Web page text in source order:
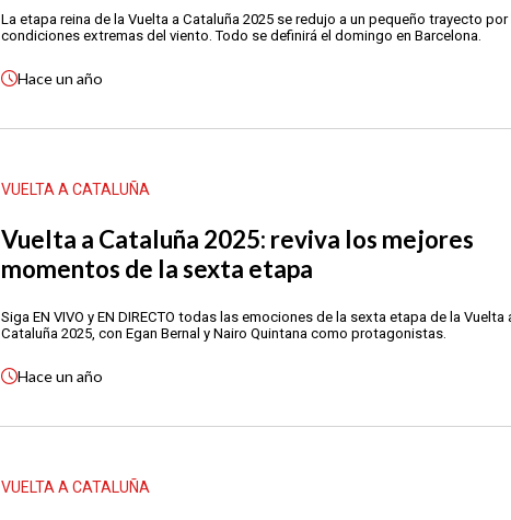
La etapa reina de la Vuelta a Cataluña 2025 se redujo a un pequeño trayecto por
condiciones extremas del viento. Todo se definirá el domingo en Barcelona.
Haceun año
VUELTA A CATALUÑA
Vuelta a Cataluña 2025: reviva los mejores
momentos de la sexta etapa
Siga EN VIVO y EN DIRECTO todas las emociones de la sexta etapa de la Vuelta
Cataluña 2025, con Egan Bernal y Nairo Quintana como protagonistas.
Haceun año
VUELTA A CATALUÑA